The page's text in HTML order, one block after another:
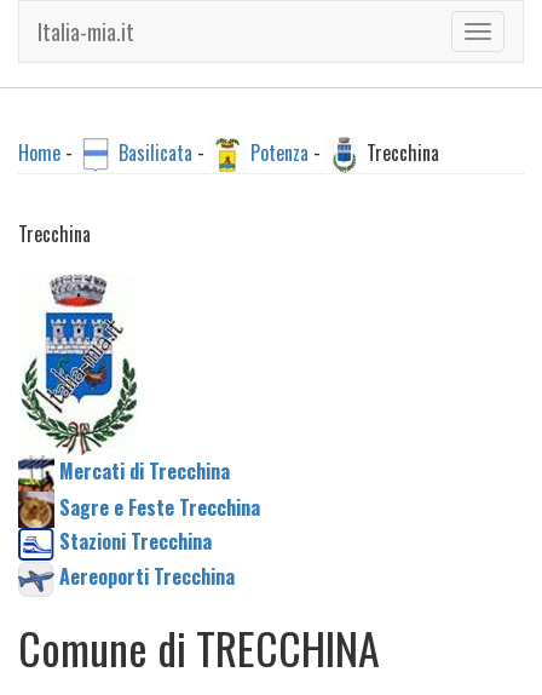
Toggle
Italia-mia.it
Home - Basilicata - Potenza - Trecchina
Trecchina
Mercati di Trecchina
Sagre e Feste Trecchina
Stazioni Trecchina
Aereoporti Trecchina
Comune di TRECCHINA